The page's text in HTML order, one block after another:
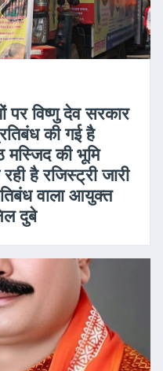
पर विष्णु देव सरकार
की गई है
मस्जिद की भूमि
है रजिस्ट्री जारी
वाला आयुक्त
दुबे